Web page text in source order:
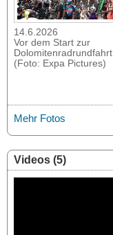
14.6.2026
Vor dem Start zur
Dolomitenradrundfahrt
(Foto: Expa Pictures)
Mehr Fotos
Videos (5)